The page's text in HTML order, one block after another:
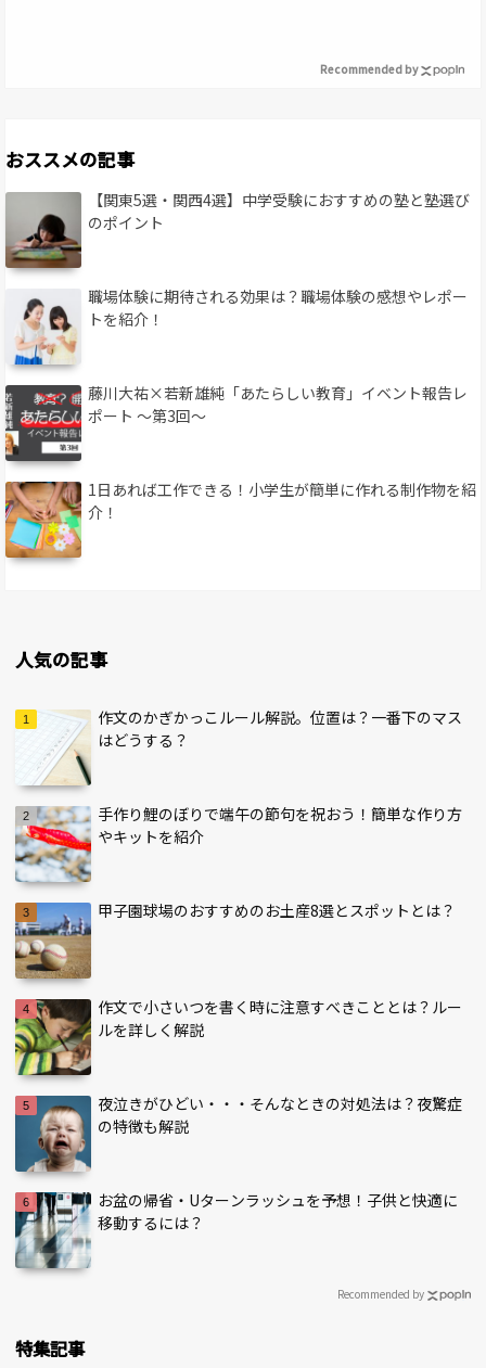
Recommended by
おススメの記事
【関東5選・関西4選】中学受験におすすめの塾と塾選び
のポイント
職場体験に期待される効果は？職場体験の感想やレポー
トを紹介！
藤川大祐×若新雄純「あたらしい教育」イベント報告レ
ポート 〜第3回〜
1日あれば工作できる！小学生が簡単に作れる制作物を紹
介！
人気の記事
作文のかぎかっこルール解説。位置は？一番下のマス
はどうする？
手作り鯉のぼりで端午の節句を祝おう！簡単な作り方
やキットを紹介
甲子園球場のおすすめのお土産8選とスポットとは？
作文で小さいつを書く時に注意すべきこととは？ルー
ルを詳しく解説
夜泣きがひどい・・・そんなときの対処法は？夜驚症
の特徴も解説
お盆の帰省・Uターンラッシュを予想！子供と快適に
移動するには？
Recommended by
特集記事